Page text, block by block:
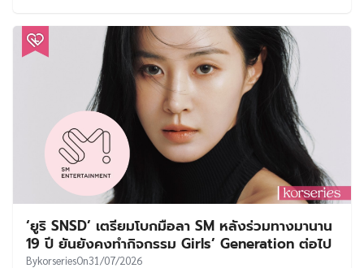
‘ยูริ SNSD’ เตรียมโบกมือลา SM หลังร่วมทางมานาน
19 ปี ยันยังคงทำกิจกรรม Girls’ Generation ต่อไป
BykorseriesOn31/07/2026